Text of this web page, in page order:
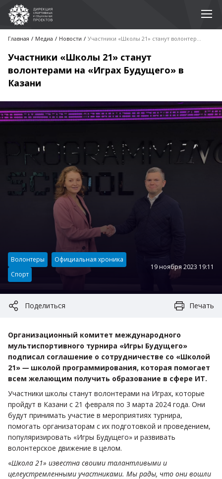
Главная Медиа Новости Участники «Школы 21» станут волонтерами на «Играх Будущего» в Казани
Участники «Школы 21» станут
волонтерами на «Играх Будущего» в
Казани
Категория:
Волонтеры
Официальная хроника
Спорт
19 ноября 2023 19:11
Поделиться Печать
Организационный комитет международного
мультиспортивного турнира «Игры Будущего»
подписал соглашение о сотрудничестве со «Школой
21» — школой программирования, которая помогает
всем желающим получить образование в сфере ИТ.
Участники школы станут волонтерами на Играх, которые
пройдут в Казани с 21 февраля по 3 марта 2024 года. Они
будут принимать участие в мероприятиях турнира,
помогать организаторам с их подготовкой и проведением,
популяризировать «Игры Будущего» и развивать
волонтерское движение в целом.
«Школа 21» известна своими талантливыми и
целеустремленными участниками. Мы рады, что они вошли